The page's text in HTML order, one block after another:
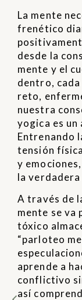
La mente
frenético
desde la
mente y el
dentro,
reto,
nuestra
yogica es
Entrenando
tensión
y
la
A través de
mente se
tóxico
“parloteo
aprende a
conflictivo
así